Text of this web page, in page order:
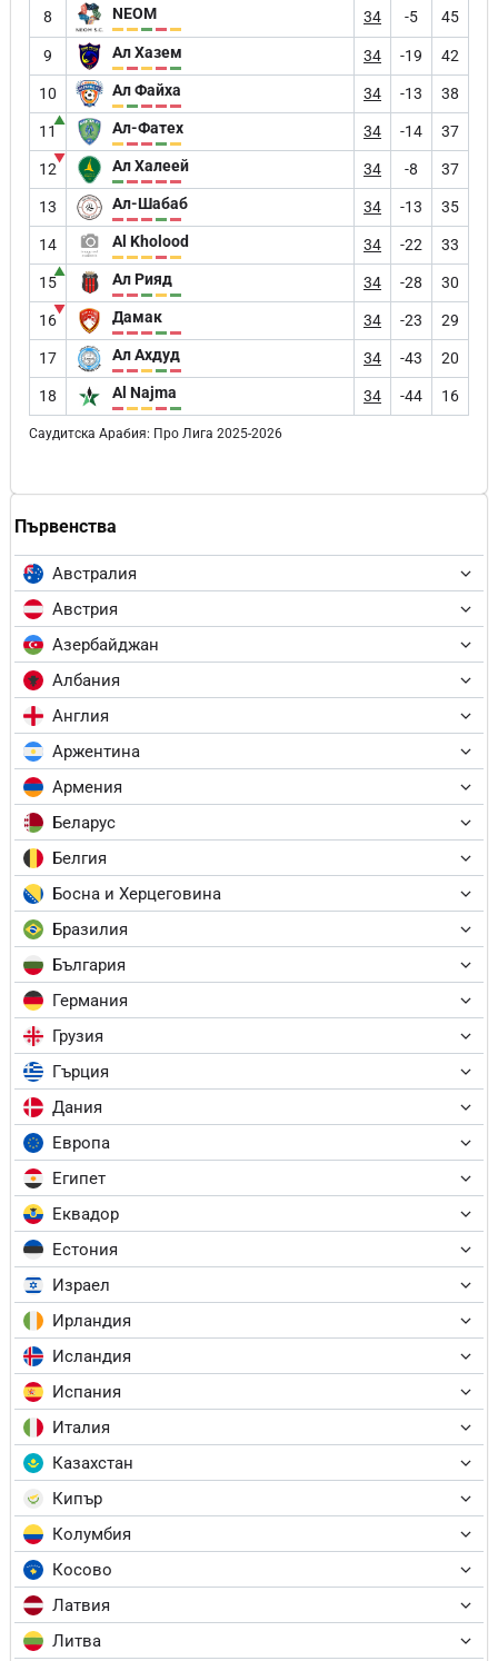
Първенства
Австралия
Австрия
Азербайджан
Албания
Англия
Аржентина
Армения
Беларус
Белгия
Босна и Херцеговина
Бразилия
България
Германия
Грузия
Гърция
Дания
Европа
Египет
Еквадор
Естония
Израел
Ирландия
Исландия
Испания
Италия
Казахстан
Кипър
Колумбия
Косово
Латвия
Литва
8 NEOM 34 -5 45
9 Ал Хазем 34 -19 42
10 Ал Файха 34 -13 38
11
▲ Ал-Фатех 34 -14 37
12
▼ Ал Халеей 34 -8 37
13 Ал-Шабаб 34 -13 35
14 Al Kholood 34 -22 33
15
▲ Ал Рияд 34 -28 30
16
▼ Дамак 34 -23 29
17 Ал Ахдуд 34 -43 20
18 Al Najma 34 -44 16
Саудитска Арабия: Про Лига 2025-2026